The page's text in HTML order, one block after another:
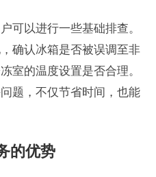
可以进行一些基础排查。
确认冰箱是否被误调至非
室的温度设置是否合理。
题，不仅节省时间，也能
的优势